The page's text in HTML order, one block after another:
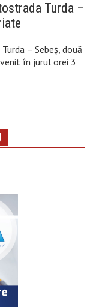
Turda –
– Sebeș, două
în jurul orei 3